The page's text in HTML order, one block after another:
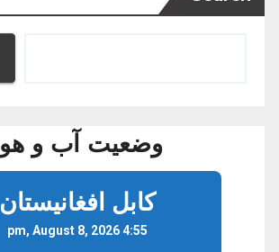
وضعیت آب و هوا
کابل افغانیستان
4:55 pm, August 8, 2026